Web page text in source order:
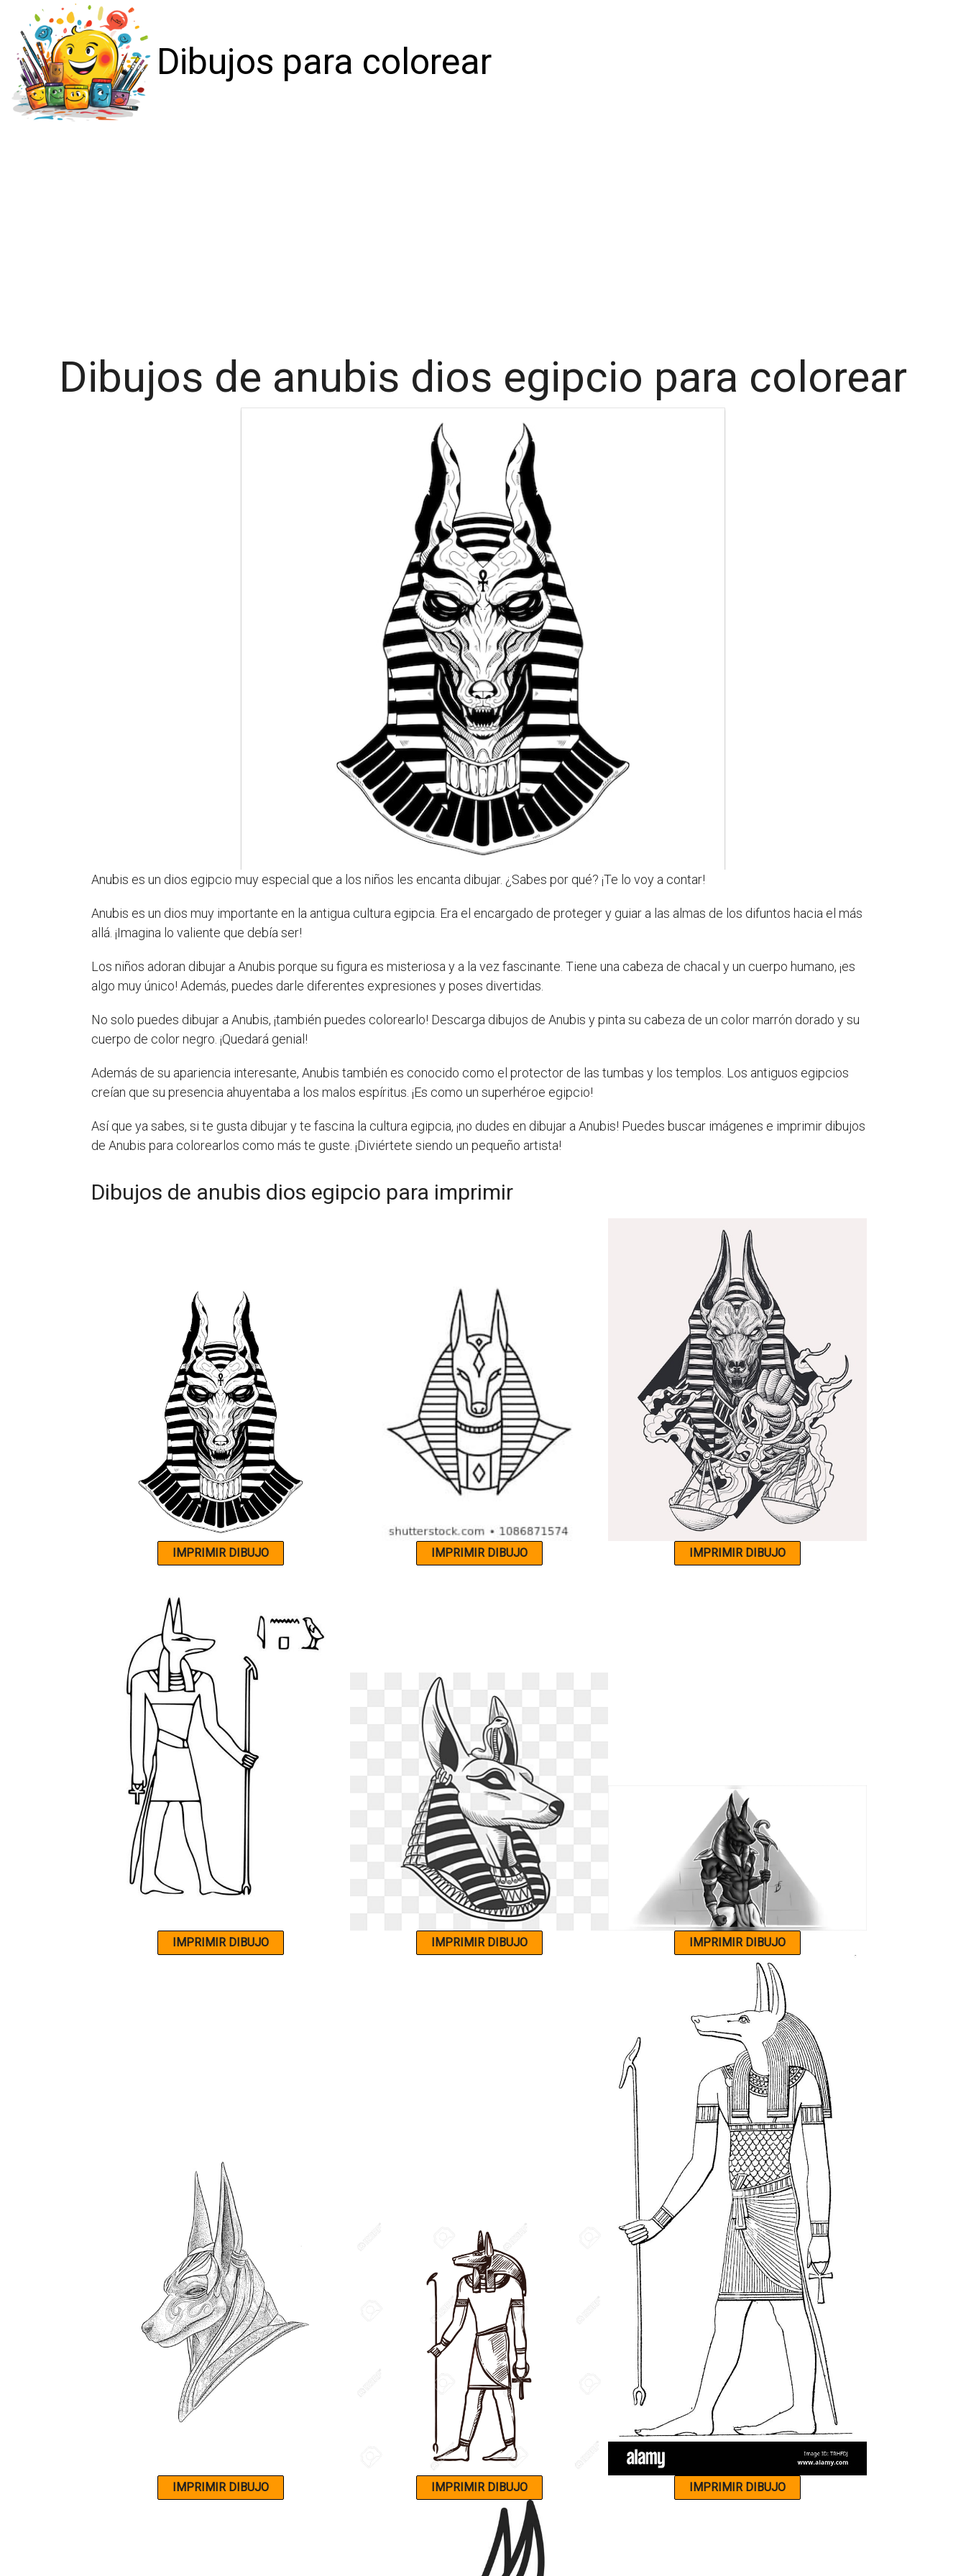
Dibujos para colorear
Dibujos de anubis dios egipcio para colorear
Anubis es un dios egipcio muy especial que a los niños les encanta dibujar. ¿Sabes por qué? ¡Te lo voy a contar!
Anubis es un dios muy importante en la antigua cultura egipcia. Era el encargado de proteger y guiar a las almas de los difuntos hacia el más
allá. ¡Imagina lo valiente que debía ser!
Los niños adoran dibujar a Anubis porque su figura es misteriosa y a la vez fascinante. Tiene una cabeza de chacal y un cuerpo humano, ¡es
algo muy único! Además, puedes darle diferentes expresiones y poses divertidas.
No solo puedes dibujar a Anubis, ¡también puedes colorearlo! Descarga dibujos de Anubis y pinta su cabeza de un color marrón dorado y su
cuerpo de color negro. ¡Quedará genial!
Además de su apariencia interesante, Anubis también es conocido como el protector de las tumbas y los templos. Los antiguos egipcios
creían que su presencia ahuyentaba a los malos espíritus. ¡Es como un superhéroe egipcio!
Así que ya sabes, si te gusta dibujar y te fascina la cultura egipcia, ¡no dudes en dibujar a Anubis! Puedes buscar imágenes e imprimir dibujos
de Anubis para colorearlos como más te guste. ¡Diviértete siendo un pequeño artista!
Dibujos de anubis dios egipcio para imprimir